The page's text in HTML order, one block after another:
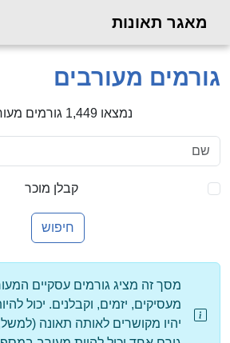
מאגר תאונות
גורמים מעורבים
נמצאו 1,449 גורמים מעורבים
קבלן מוכר
חיפוש
מסך זה מציג גורמים עסקיים
מעסיקים, יזמים, וקבלנים. יכול
יהיו מקושרים לאותה תאונה